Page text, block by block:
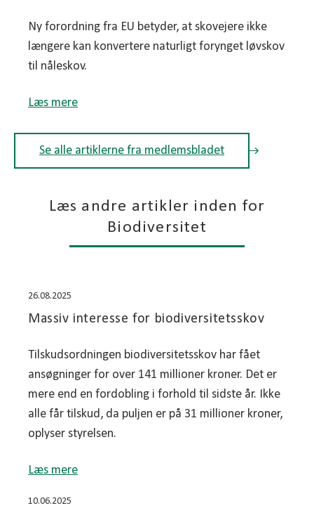
Ny forordning fra EU betyder, at skovejere ikke
længere kan konvertere naturligt forynget løvskov
til nåleskov.
Læs mere
Se alle artiklerne fra medlemsbladet
Læs andre artikler inden for
Biodiversitet
26.08.2025
Massiv interesse for biodiversitetsskov
Tilskudsordningen biodiversitetsskov har fået
ansøgninger for over 141 millioner kroner. Det er
mere end en fordobling i forhold til sidste år. Ikke
alle får tilskud, da puljen er på 31 millioner kroner,
oplyser styrelsen.
Læs mere
10.06.2025